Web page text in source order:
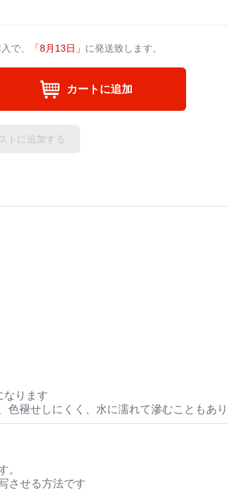
で、 「8月13日 」 に発送致します。
カートに追加
トに追加する
なります
褪せしにくく、水に濡れて滲むこともあり
。
させる方法です